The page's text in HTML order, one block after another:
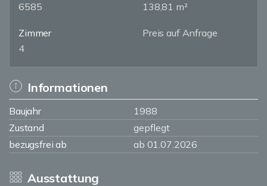
6585
138,81 m²
Zimmer
4
Preis auf Anfrage
Informationen
Baujahr
1988
Zustand
gepflegt
bezugsfrei ab
ab 01.07.2026
Ausstattung